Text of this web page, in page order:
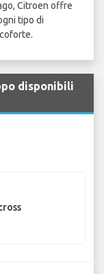
Citroen offre
tipo di
disponibili